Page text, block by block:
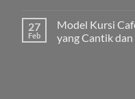
27
Feb
Model Kursi
yang Cantik dan